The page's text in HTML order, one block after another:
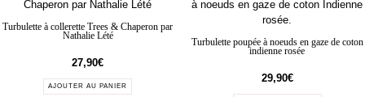
Turbulette à collerette Trees & Chaperon par
Nathalie Lété
27,90€
AJOUTER AU PANIER
Turbulette poupée à noeuds en gaze de coton
indienne rosée
29,90€